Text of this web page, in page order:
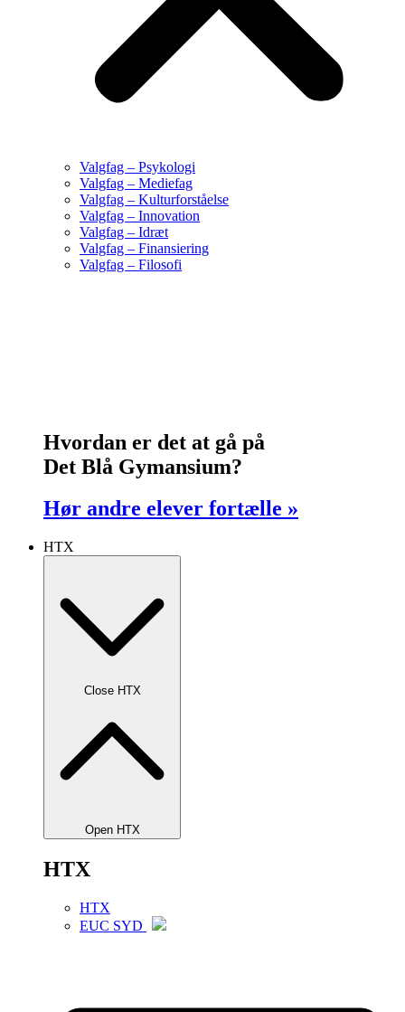
Valgfag – Psykologi
Valgfag – Mediefag
Valgfag – Kulturforståelse
Valgfag – Innovation
Valgfag – Idræt
Valgfag – Finansiering
Valgfag – Filosofi
Hvordan er det at gå på
Det Blå Gymansium?
Hør andre elever fortælle »
HTX
Close HTX
Open HTX
HTX
HTX
EUC SYD